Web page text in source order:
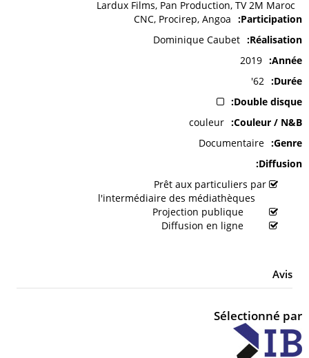
Lardux Films, Pan Production, TV 2M Maroc
Participation
CNC, Procirep, Angoa
Réalisation
Dominique Caubet
Année
2019
Durée
62'
Double disque
Couleur / N&B
couleur
Genre
Documentaire
Diffusion
Prêt aux particuliers par
l'intermédiaire des médiathèques
Avis
Sélectionné par